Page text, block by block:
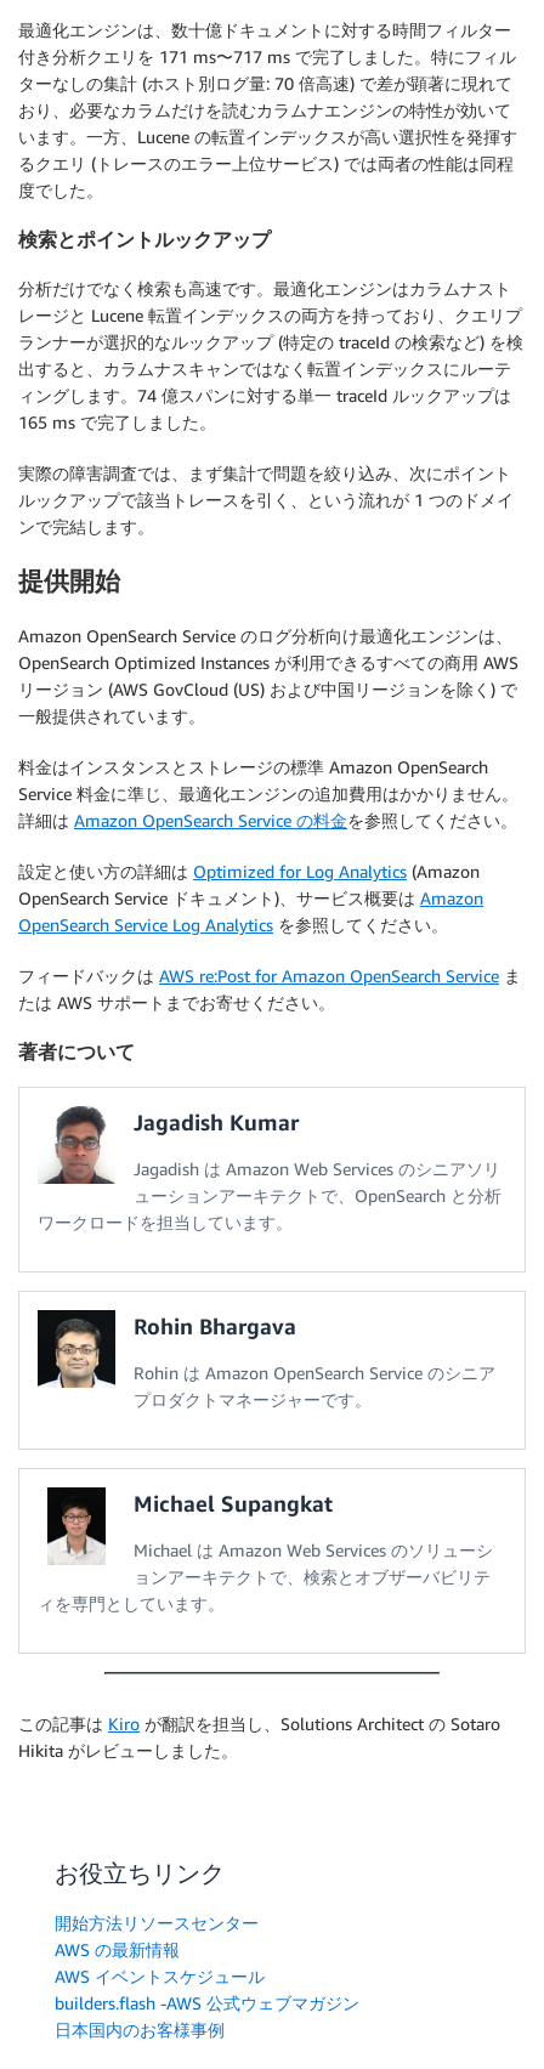
最適化エンジンは、数十億ドキュメントに対する時間フィルター
付き分析クエリを 171 ms〜717 ms で完了しました。特にフィル
ターなしの集計 (ホスト別ログ量: 70 倍高速) で差が顕著に現れて
おり、必要なカラムだけを読むカラムナエンジンの特性が効いて
います。一方、Lucene の転置インデックスが高い選択性を発揮す
るクエリ (トレースのエラー上位サービス) では両者の性能は同程
度でした。
検索とポイントルックアップ
分析だけでなく検索も高速です。最適化エンジンはカラムナスト
レージと Lucene 転置インデックスの両方を持っており、クエリプ
ランナーが選択的なルックアップ (特定の traceId の検索など) を検
出すると、カラムナスキャンではなく転置インデックスにルーテ
ィングします。74 億スパンに対する単一 traceId ルックアップは
165 ms で完了しました。
実際の障害調査では、まず集計で問題を絞り込み、次にポイント
ルックアップで該当トレースを引く、という流れが 1 つのドメイ
ンで完結します。
提供開始
Amazon OpenSearch Service のログ分析向け最適化エンジンは、
OpenSearch Optimized Instances が利用できるすべての商用 AWS
リージョン (AWS GovCloud (US) および中国リージョンを除く) で
一般提供されています。
料金はインスタンスとストレージの標準 Amazon OpenSearch
Service 料金に準じ、最適化エンジンの追加費用はかかりません。
詳細は Amazon OpenSearch Service の料金を参照してください。
設定と使い方の詳細は Optimized for Log Analytics (Amazon
OpenSearch Service ドキュメント)、サービス概要は Amazon
OpenSearch Service Log Analytics を参照してください。
フィードバックは AWS re:Post for Amazon OpenSearch Service ま
たは AWS サポートまでお寄せください。
著者について
Jagadish Kumar
Jagadish は Amazon Web Services のシニアソリ
ューションアーキテクトで、OpenSearch と分析
ワークロードを担当しています。
Rohin Bhargava
Rohin は Amazon OpenSearch Service のシニア
プロダクトマネージャーです。
Michael Supangkat
Michael は Amazon Web Services のソリューシ
ョンアーキテクトで、検索とオブザーバビリテ
ィを専門としています。
この記事は Kiro が翻訳を担当し、Solutions Architect の Sotaro
Hikita がレビューしました。
お役立ちリンク
開始方法リソースセンター
AWS の最新情報
AWS イベントスケジュール
builders.flash -AWS 公式ウェブマガジン
日本国内のお客様事例